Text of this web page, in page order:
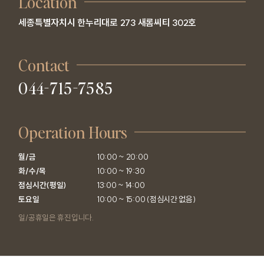
세종특별자치시 한누리대로 273 새롬씨티 302호
Contact
044-715-7585
Operation Hours
월/금
화/수/목
점심시간(평일)
토요일
10:00 ~ 20:00
10:00 ~ 19:30
13:00 ~ 14:00
10:00 ~ 15:00 (점심시간 없음)
일/공휴일은 휴진입니다.